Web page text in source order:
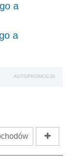
a
a
AUTOPROMOCJA